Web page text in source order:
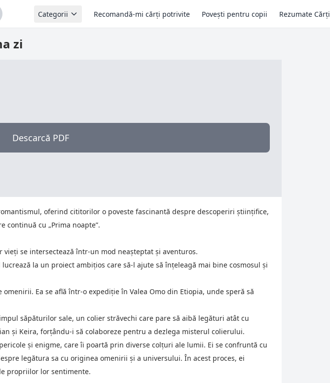
Categorii Recomandă-mi cărți potrivite Povești pentru copii Rezumate Cărți
zi
Descarcă PDF
oferind cititorilor o poveste fascinantă despre descoperiri științifice,
continuă cu „Prima noapte”.
vieți se intersectează într-un mod neașteptat și aventuros.
la un proiect ambițios care să-l ajute să înțeleagă mai bine cosmosul și
Ea se află într-o expediție în Valea Omo din Etiopia, unde speră să
săpăturilor sale, un colier străvechi care pare să aibă legături atât cu
și Keira, forțându-i să colaboreze pentru a dezlega misterul colierului.
și enigme, care îi poartă prin diverse colțuri ale lumii. Ei se confruntă cu
legătura sa cu originea omenirii și a universului. În acest proces, ei
propriilor lor sentimente.